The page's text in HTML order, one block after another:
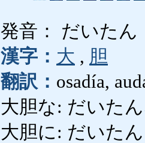
発音： だいたん
漢字： 大 , 胆
翻訳： osadía,
大胆な: だいたん
大胆に: だいた